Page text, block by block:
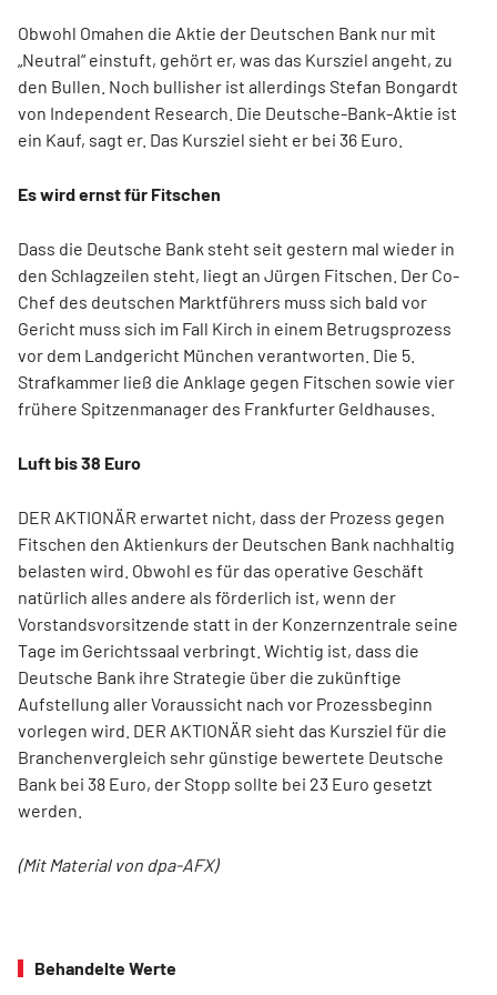
Obwohl Omahen die Aktie der Deutschen Bank nur mit
„Neutral“ einstuft, gehört er, was das Kursziel angeht, zu
den Bullen. Noch bullisher ist allerdings Stefan Bongardt
von Independent Research. Die Deutsche-Bank-Aktie ist
ein Kauf, sagt er. Das Kursziel sieht er bei 36 Euro.
Es wird ernst für Fitschen
Dass die Deutsche Bank steht seit gestern mal wieder in
den Schlagzeilen steht, liegt an Jürgen Fitschen. Der Co-
Chef des deutschen Marktführers muss sich bald vor
Gericht muss sich im Fall Kirch in einem Betrugsprozess
vor dem Landgericht München verantworten. Die 5.
Strafkammer ließ die Anklage gegen Fitschen sowie vier
frühere Spitzenmanager des Frankfurter Geldhauses.
Luft bis 38 Euro
DER AKTIONÄR erwartet nicht, dass der Prozess gegen
Fitschen den Aktienkurs der Deutschen Bank nachhaltig
belasten wird. Obwohl es für das operative Geschäft
natürlich alles andere als förderlich ist, wenn der
Vorstandsvorsitzende statt in der Konzernzentrale seine
Tage im Gerichtssaal verbringt. Wichtig ist, dass die
Deutsche Bank ihre Strategie über die zukünftige
Aufstellung aller Voraussicht nach vor Prozessbeginn
vorlegen wird. DER AKTIONÄR sieht das Kursziel für die
Branchenvergleich sehr günstige bewertete Deutsche
Bank bei 38 Euro, der Stopp sollte bei 23 Euro gesetzt
werden.
(Mit Material von dpa-AFX)
Behandelte Werte